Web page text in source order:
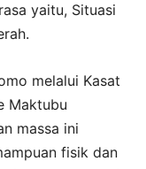
yaitu, Situasi
melalui Kasat
Maktubu
massa ini
fisik dan